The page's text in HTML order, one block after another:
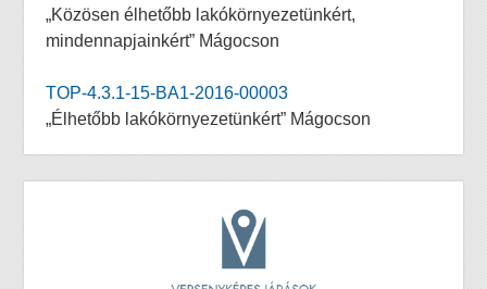
„Közösen élhetőbb lakókörnyezetünkért,
mindennapjainkért” Mágocson
TOP-4.3.1-15-BA1-2016-00003
„Élhetőbb lakókörnyezetünkért” Mágocson